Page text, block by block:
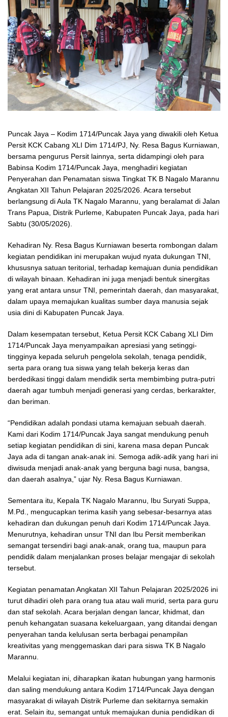
Puncak Jaya – Kodim 1714/Puncak Jaya yang diwakili oleh Ketua
Persit KCK Cabang XLI Dim 1714/PJ, Ny. Resa Bagus Kurniawan,
bersama pengurus Persit lainnya, serta didampingi oleh para
Babinsa Kodim 1714/Puncak Jaya, menghadiri kegiatan
Penyerahan dan Penamatan siswa Tingkat TK B Nagalo Marannu
Angkatan XII Tahun Pelajaran 2025/2026. Acara tersebut
berlangsung di Aula TK Nagalo Marannu, yang beralamat di Jalan
Trans Papua, Distrik Purleme, Kabupaten Puncak Jaya, pada hari
Sabtu (30/05/2026).
Kehadiran Ny. Resa Bagus Kurniawan beserta rombongan dalam
kegiatan pendidikan ini merupakan wujud nyata dukungan TNI,
khususnya satuan teritorial, terhadap kemajuan dunia pendidikan
di wilayah binaan. Kehadiran ini juga menjadi bentuk sinergitas
yang erat antara unsur TNI, pemerintah daerah, dan masyarakat,
dalam upaya memajukan kualitas sumber daya manusia sejak
usia dini di Kabupaten Puncak Jaya.
Dalam kesempatan tersebut, Ketua Persit KCK Cabang XLI Dim
1714/Puncak Jaya menyampaikan apresiasi yang setinggi-
tingginya kepada seluruh pengelola sekolah, tenaga pendidik,
serta para orang tua siswa yang telah bekerja keras dan
berdedikasi tinggi dalam mendidik serta membimbing putra-putri
daerah agar tumbuh menjadi generasi yang cerdas, berkarakter,
dan beriman.
“Pendidikan adalah pondasi utama kemajuan sebuah daerah.
Kami dari Kodim 1714/Puncak Jaya sangat mendukung penuh
setiap kegiatan pendidikan di sini, karena masa depan Puncak
Jaya ada di tangan anak-anak ini. Semoga adik-adik yang hari ini
diwisuda menjadi anak-anak yang berguna bagi nusa, bangsa,
dan daerah asalnya,” ujar Ny. Resa Bagus Kurniawan.
Sementara itu, Kepala TK Nagalo Marannu, Ibu Suryati Suppa,
M.Pd., mengucapkan terima kasih yang sebesar-besarnya atas
kehadiran dan dukungan penuh dari Kodim 1714/Puncak Jaya.
Menurutnya, kehadiran unsur TNI dan Ibu Persit memberikan
semangat tersendiri bagi anak-anak, orang tua, maupun para
pendidik dalam menjalankan proses belajar mengajar di sekolah
tersebut.
Kegiatan penamatan Angkatan XII Tahun Pelajaran 2025/2026 ini
turut dihadiri oleh para orang tua atau wali murid, serta para guru
dan staf sekolah. Acara berjalan dengan lancar, khidmat, dan
penuh kehangatan suasana kekeluargaan, yang ditandai dengan
penyerahan tanda kelulusan serta berbagai penampilan
kreativitas yang menggemaskan dari para siswa TK B Nagalo
Marannu.
Melalui kegiatan ini, diharapkan ikatan hubungan yang harmonis
dan saling mendukung antara Kodim 1714/Puncak Jaya dengan
masyarakat di wilayah Distrik Purleme dan sekitarnya semakin
erat. Selain itu, semangat untuk memajukan dunia pendidikan di